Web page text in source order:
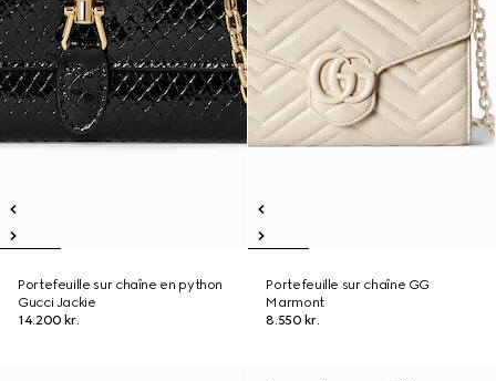
Portefeuille sur chaîne en python
Gucci Jackie
14.200 kr.
Portefeuille sur chaîne GG
Marmont
8.550 kr.